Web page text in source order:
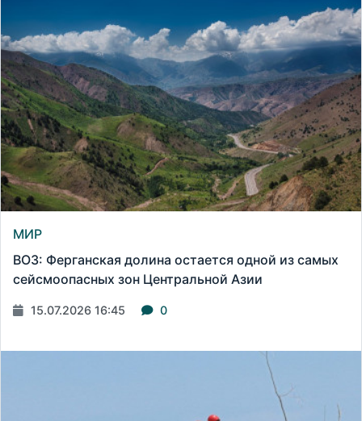
МИР
ВОЗ: Ферганская долина остается одной из самых
сейсмоопасных зон Центральной Азии
15.07.2026 16:45 0